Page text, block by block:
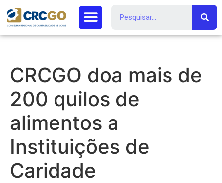
CRCGO doa mais de
200 quilos de
alimentos a
Instituições de
Caridade